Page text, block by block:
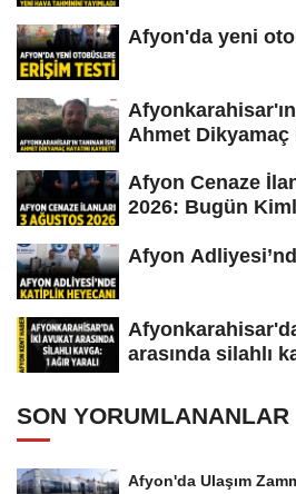
Afyon'da yeni
Ahmet Dikyamaç
Afyon Cenaze
2026: Bugün
Afyon
arasında silahlı
SON YORUMLANANLAR
Afyon'da Ulaşım